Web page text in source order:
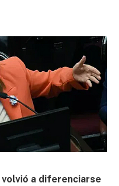
volvió a diferenciarse